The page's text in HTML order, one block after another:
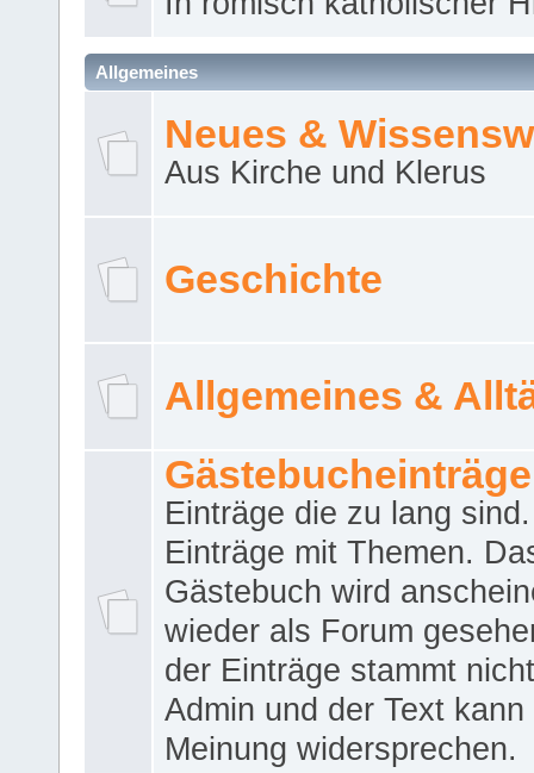
Allgemeines
Neues &
Aus Kirche und Klerus
Geschichte
Allgemeines &
Gästebucheinträge
Einträge die zu lang
Einträge mit Themen.
Gästebuch wird
wieder als Forum
der Einträge stammt
Admin und der Text kann
Meinung widersprechen.